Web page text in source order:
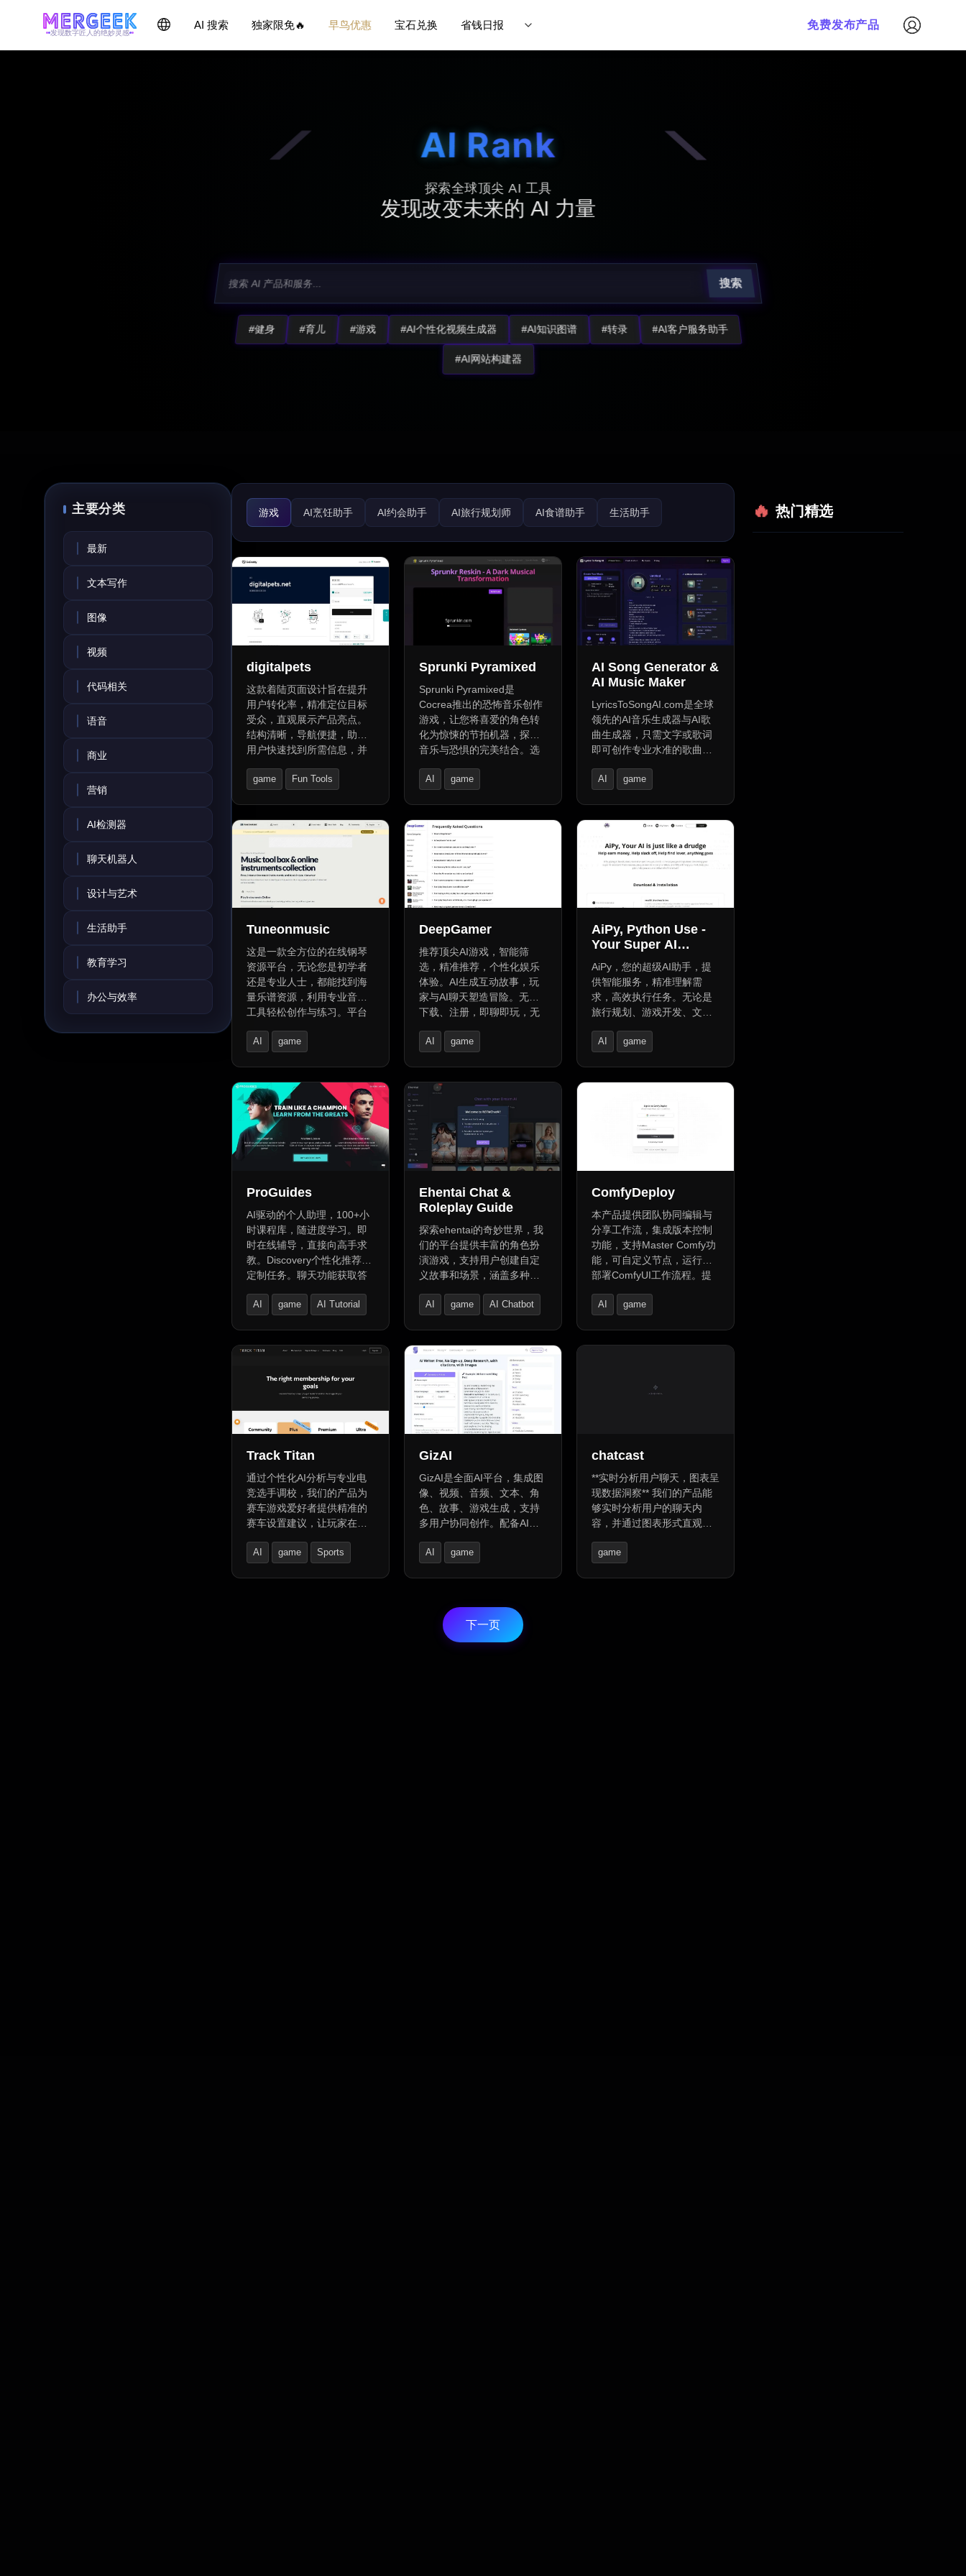
发现数字匠人的绝妙灵感
AI 搜索 独家限免🔥 早鸟优惠 宝石兑换 省钱日报 免费发布产品
AI Rank
探索全球顶尖 AI 工具
发现改变未来的 AI 力量
搜索
#健身 #育儿 #游戏 #AI个性化视频生成器 #AI知识图谱 #转录 #AI客户服务助手
#AI网站构建器
主要分类
最新
文本写作
图像
视频
代码相关
语音
商业
营销
AI检测器
聊天机器人
设计与艺术
生活助手
教育学习
办公与效率
AI烹饪助手 AI约会助手 AI旅行规划师 AI食谱助手 生活助手
趣味工具 路线图生成器 礼物创意 AI面试助手 招聘 简历生成器
求职信生成器 育儿 健身 宗教 心理健康 体育 法律助手
游戏
digitalpets
这款着陆页面设计旨在提升
用户转化率，精准定位目标
受众，直观展示产品亮点。
结构清晰，导航便捷，助力
用户快速找到所需信息，并
缩短决策过程，提升销售业
域名转让服务。
game Fun Tools
Sprunki Pyramixed
Sprunki Pyramixed是
Cocrea推出的恐怖音乐创作
游戏，让您将喜爱的角色转
化为惊悚的节拍机器，探索
音乐与恐惧的完美结合。选
锁恐怖变形和音效，创作独
AI
game
AI Song Generator &
AI Music Maker
LyricsToSongAI.com是全球
领先的AI音乐生成器与AI歌
曲生成器，只需文字或歌词
即可创作专业水准的歌曲。
含旋律、乐器与歌词的完整
户信赖，满意度高达98%。
是创作高质量音乐的理想选
择。试用我们的免费AI歌曲
生成器，即刻将您的创意转
化为专业歌曲。
AI
game
Tuneonmusic
这是一款全方位的在线钢琴
资源平台，无论您是初学者
还是专业人士，都能找到海
量乐谱资源，利用专业音乐
工具轻松创作与练习。平台
MIDI功能、在线节拍器、
件的功能。此外，还有
YouTube视频教程和音乐博
客，助您提升钢琴技巧和音
乐理论。加入我们的社区，
与全球钢琴爱好者共享音乐
AI
game
DeepGamer
推荐顶尖AI游戏，智能筛
选，精准推荐，个性化娱乐
体验。AI生成互动故事，玩
家与AI聊天塑造冒险。无需
下载、注册，即聊即玩，无
成个性化游戏体验，由好奇
展。未来科技魅力，探索AI
游戏世界无限可能。
AI
game
AiPy, Python Use -
Your Super AI
Assistant!
AiPy，您的超级AI助手，提
供智能服务，精准理解需
求，高效执行任务。无论是
旅行规划、游戏开发、文档
都能迅速响应，让工作生活
动分解任务、编写代码及生
成游戏网页；可自动处理文
档内容；并能根据用户需求
推荐附近热门餐厅，生成美
AI
game
ProGuides
AI驱动的个人助理，100+小
时课程库，随进度学习。即
时在线辅导，直接向高手求
教。Discovery个性化推荐，
定制任务。聊天功能获取答
队24/7访问，预约即学。个
AI game AI Tutorial
Ehentai Chat &
Roleplay Guide
探索ehentai的奇妙世界，我
们的平台提供丰富的角色扮
演游戏，支持用户创建自定
义故事和场景，涵盖多种成
Premium成为付费会员，解
Coins，解锁特定内容或获得
额外功能。选择不同角色和
情境类别，与AI互动，发展
故事和角色，开启今日的无
尽想象！
AI game AI Chatbot
ComfyDeploy
本产品提供团队协同编辑与
分享工作流，集成版本控制
功能，支持Master Comfy功
能，可自定义节点，运行和
部署ComfyUI工作流程。提
协作并加速AI应用部署。提
队协作效率。
AI
game
Track Titan
通过个性化AI分析与专业电
竞选手调校，我们的产品为
赛车游戏爱好者提供精准的
赛车设置建议，让玩家在模
该应用可跟踪记录游戏数
AI game Sports
GizAI
GizAI是全面AI平台，集成图
像、视频、音频、文本、角
色、故事、游戏生成，支持
多用户协同创作。配备AI聊
写作工具和AI故事生成器，
能。丰富的资源库和创作工
具，满足各类创作需求。
AI
game
chatcast
**实时分析用户聊天，图表呈
现数据洞察** 我们的产品能
够实时分析用户的聊天内
容，并通过图表形式直观展
用户反馈与互动趋势，实现
game
下一页
热门精选